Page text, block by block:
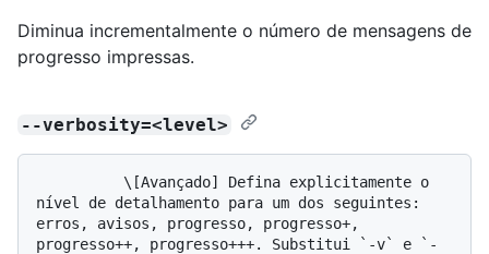
Diminua incrementalmente o número de mensagens de
progresso impressas.
--verbosity=<level>
nível de detalhamento para um dos seguintes:
erros, avisos, progresso, progresso+,
progresso++, progresso+++. Substitui `-v` e `-